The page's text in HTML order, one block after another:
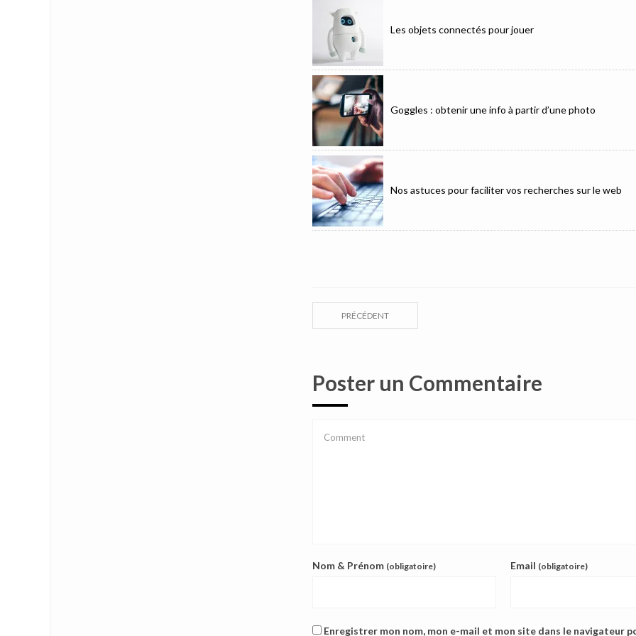
Les objets connectés pour jouer
Goggles : obtenir une info à partir d’une photo
Nos astuces pour faciliter vos recherches sur le web
PRÉCÉDENT
Poster un Commentaire
Nom & Prénom (obligatoire) Email (obligatoire)
Enregistrer mon nom, mon e-mail et mon site dans le navigateur